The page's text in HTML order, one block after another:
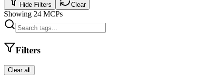
Hide Filters Clear
Showing 24 MCPs
Filters
Clear all